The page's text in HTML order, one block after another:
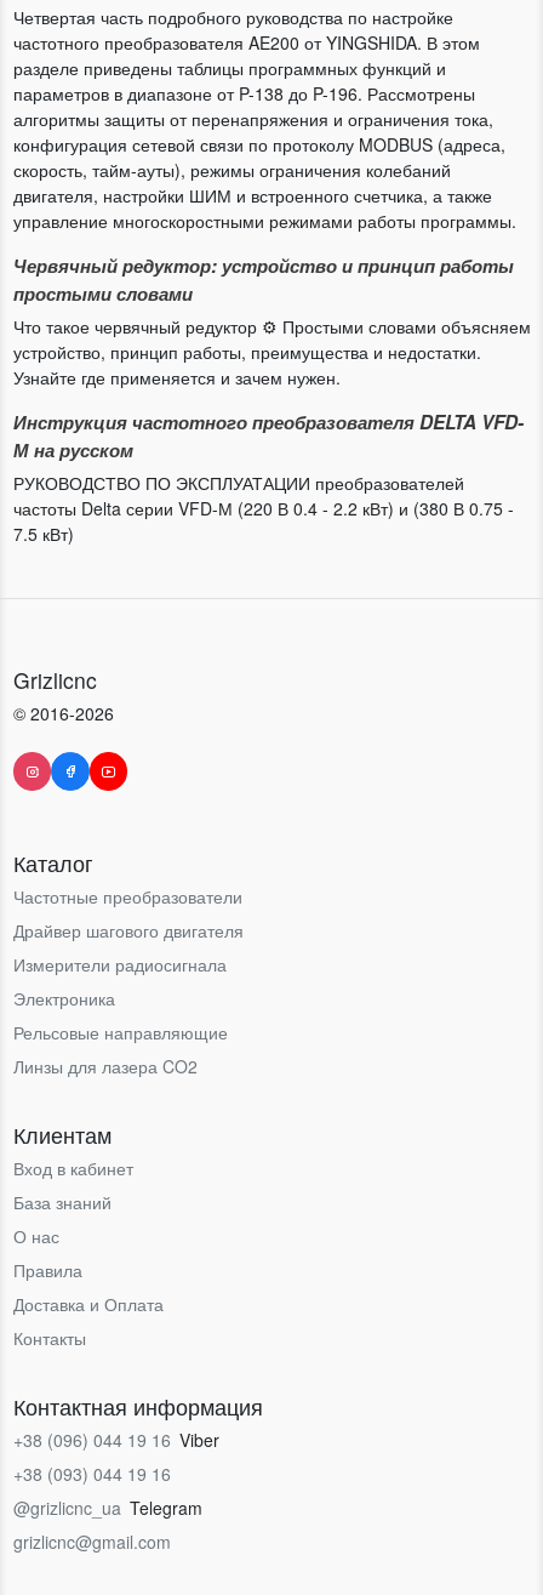
Четвертая часть подробного руководства по настройке
частотного преобразователя AE200 от YINGSHIDA. В этом
разделе приведены таблицы программных функций и
параметров в диапазоне от P-138 до P-196. Рассмотрены
алгоритмы защиты от перенапряжения и ограничения тока,
конфигурация сетевой связи по протоколу MODBUS (адреса,
скорость, тайм-ауты), режимы ограничения колебаний
двигателя, настройки ШИМ и встроенного счетчика, а также
управление многоскоростными режимами работы программы.
Червячный редуктор: устройство и принцип работы
простыми словами
Что такое червячный редуктор ⚙️ Простыми словами объясняем
устройство, принцип работы, преимущества и недостатки.
Узнайте где применяется и зачем нужен.
Инструкция частотного преобразователя DELTA VFD-
М на русском
РУКОВОДСТВО ПО ЭКСПЛУАТАЦИИ преобразователей
частоты Delta серии VFD-М (220 В 0.4 - 2.2 кВт) и (380 В 0.75 -
7.5 кВт)
Grizlicnc
© 2016-2026
Каталог
Частотные преобразователи
Драйвер шагового двигателя
Измерители радиосигнала
Электроника
Рельсовые направляющие
Линзы для лазера CO2
Клиентам
Вход в кабинет
База знаний
О нас
Правила
Доставка и Оплата
Контакты
Контактная информация
+38 (096) 044 19 16 Viber
+38 (093) 044 19 16
@grizlicnc_ua Telegram
grizlicnc@gmail.com